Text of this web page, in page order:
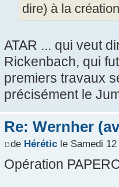
dire) à la
ATAR ... qui veut
Rickenbach, qui
premiers travaux
précisément le
Re: Wernher
de Héréticle Samedi 12
Opération